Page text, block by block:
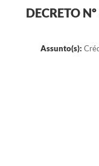
PS nº 001/2021 - Cargo
DECRETO
Assunto(s):